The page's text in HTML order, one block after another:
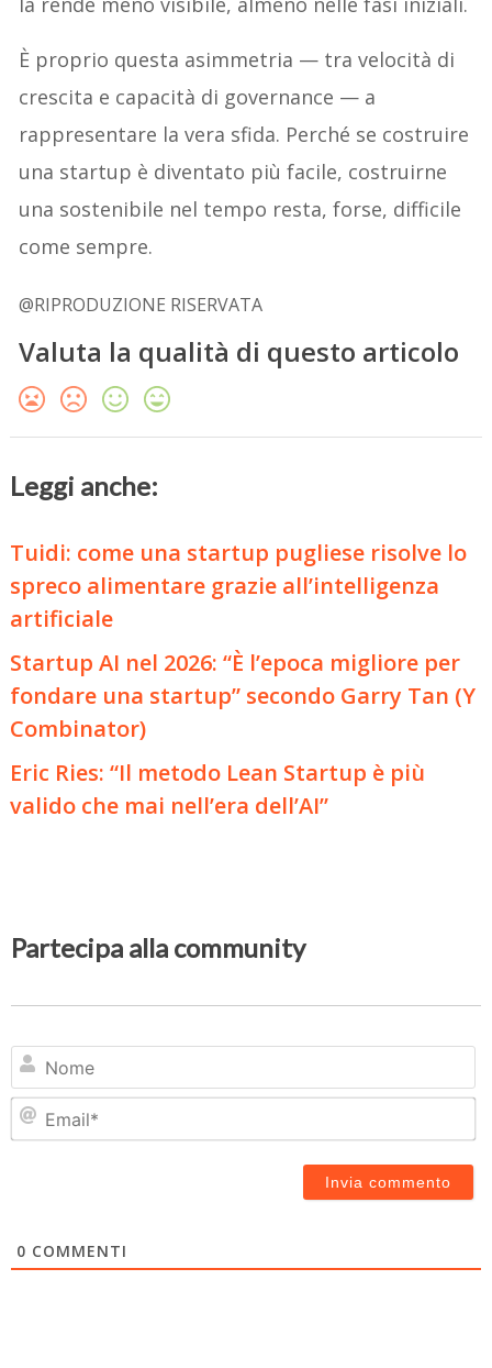
È proprio questa asimmetria — tra velocità di
crescita e capacità di governance — a
rappresentare la vera sfida. Perché se costruire
una startup è diventato più facile, costruirne
una sostenibile nel tempo resta, forse, difficile
come sempre.
@RIPRODUZIONE RISERVATA
Valuta la qualità di questo articolo
Leggi anche:
Tuidi: come una startup pugliese risolve lo
spreco alimentare grazie all’intelligenza
artificiale
Startup AI nel 2026: “È l’epoca migliore per
fondare una startup” secondo Garry Tan (Y
Combinator)
Eric Ries: “Il metodo Lean Startup è più
valido che mai nell’era dell’AI”
Partecipa alla community
0 COMMENTI